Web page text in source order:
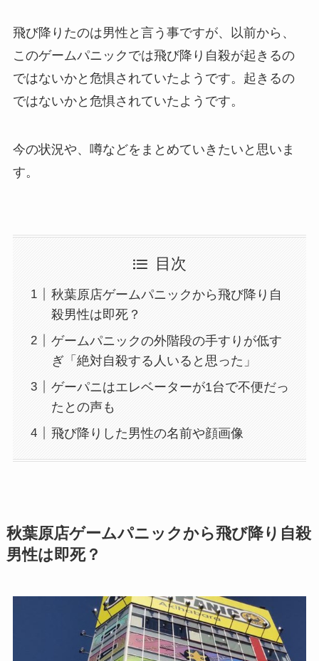
飛び降りたのは男性と言う事ですが、以前から、
このゲームパニックでは飛び降り自殺が起きるの
ではないかと危惧されていたようです。起きるの
ではないかと危惧されていたようです。
今の状況や、噂などをまとめていきたいと思いま
す。
目次
秋葉原店ゲームパニックから飛び降り自
殺男性は即死？
ゲームパニックの外階段の手すりが低す
ぎ「絶対自殺する人いると思った」
ゲーパニはエレベーターが1台で不便だっ
たとの声も
飛び降りした男性の名前や顔画像
秋葉原店ゲームパニックから飛び降り自殺
男性は即死？